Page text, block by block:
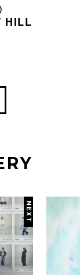
HILL